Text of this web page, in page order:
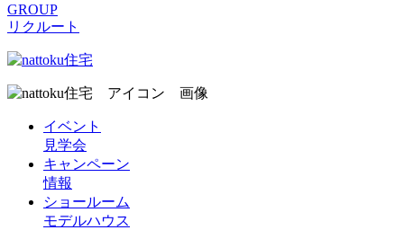
GROUP
リクルート
イベント
見学会
キャンペーン
情報
ショールーム
モデルハウス